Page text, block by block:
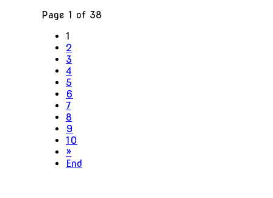
Page 1 of 38
1
2
3
4
5
6
7
8
9
10
»
End